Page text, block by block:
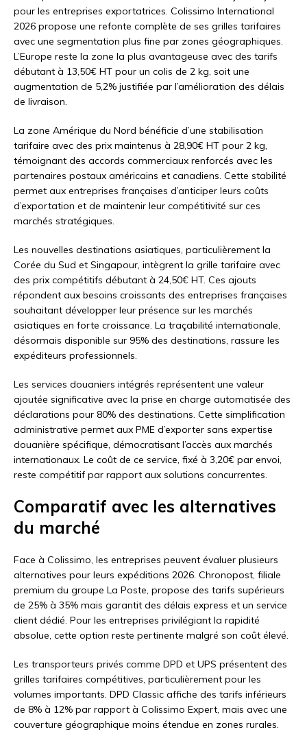
pour les entreprises exportatrices. Colissimo International
2026 propose une refonte complète de ses grilles tarifaires
avec une segmentation plus fine par zones géographiques.
L’Europe reste la zone la plus avantageuse avec des tarifs
débutant à 13,50€ HT pour un colis de 2 kg, soit une
augmentation de 5,2% justifiée par l’amélioration des délais
de livraison.
La zone Amérique du Nord bénéficie d’une stabilisation
tarifaire avec des prix maintenus à 28,90€ HT pour 2 kg,
témoignant des accords commerciaux renforcés avec les
partenaires postaux américains et canadiens. Cette stabilité
permet aux entreprises françaises d’anticiper leurs coûts
d’exportation et de maintenir leur compétitivité sur ces
marchés stratégiques.
Les nouvelles destinations asiatiques, particulièrement la
Corée du Sud et Singapour, intègrent la grille tarifaire avec
des prix compétitifs débutant à 24,50€ HT. Ces ajouts
répondent aux besoins croissants des entreprises françaises
souhaitant développer leur présence sur les marchés
asiatiques en forte croissance. La traçabilité internationale,
désormais disponible sur 95% des destinations, rassure les
expéditeurs professionnels.
Les services douaniers intégrés représentent une valeur
ajoutée significative avec la prise en charge automatisée des
déclarations pour 80% des destinations. Cette simplification
administrative permet aux PME d’exporter sans expertise
douanière spécifique, démocratisant l’accès aux marchés
internationaux. Le coût de ce service, fixé à 3,20€ par envoi,
reste compétitif par rapport aux solutions concurrentes.
Comparatif avec les alternatives
du marché
Face à Colissimo, les entreprises peuvent évaluer plusieurs
alternatives pour leurs expéditions 2026. Chronopost, filiale
premium du groupe La Poste, propose des tarifs supérieurs
de 25% à 35% mais garantit des délais express et un service
client dédié. Pour les entreprises privilégiant la rapidité
absolue, cette option reste pertinente malgré son coût élevé.
Les transporteurs privés comme DPD et UPS présentent des
grilles tarifaires compétitives, particulièrement pour les
volumes importants. DPD Classic affiche des tarifs inférieurs
de 8% à 12% par rapport à Colissimo Expert, mais avec une
couverture géographique moins étendue en zones rurales.